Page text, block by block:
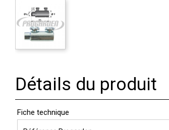
Détails du produit
Fiche technique